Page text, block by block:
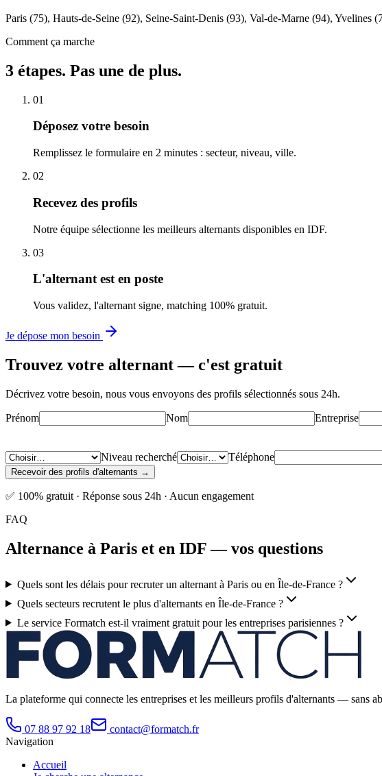
Paris (75), Hauts-de-Seine (92), Seine-Saint-Denis (93), Val-de-Marne (94),
Comment ça marche
3 étapes. Pas une de plus.
01
Déposez votre besoin
Remplissez le formulaire en 2 minutes : secteur, niveau, ville.
02
Recevez des profils
Notre équipe sélectionne les meilleurs alternants disponibles en IDF.
03
L'alternant est en poste
Vous validez, l'alternant signe, matching 100% gratuit.
Je dépose mon besoin
Trouvez votre alternant —c'est gratuit
Décrivez votre besoin, nous vous envoyons des profils sélectionnés sous 24h.
Prénom Nom Entreprise
Niveau recherché Téléphone
Recevoir des profils d'alternants →
✅ 100% gratuit · Réponse sous 24h · Aucun engagement
FAQ
Alternance à Paris et en IDF — vos questions
Quels sont les délais pour recruter un alternant à Paris ou en Île-de-France ?
Quels secteurs recrutent le plus d'alternants en Île-de-France ?
Le service Formatch est-il vraiment gratuit pour les entreprises parisiennes ?
La plateforme qui connecte les entreprises et les meilleurs profils d'alternants — sans
07 88 97 92 18
contact@formatch.fr
Navigation
Accueil